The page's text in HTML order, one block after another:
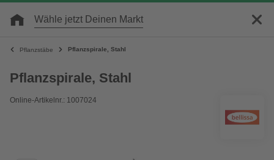
Wähle jetzt Deinen Markt
Pflanzstäbe Pflanzspirale, Stahl
Pflanzspirale, Stahl
Online-Artikelnr.: 1007024